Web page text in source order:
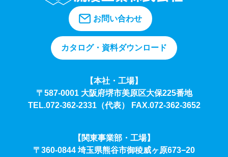
お問い合わせ
カタログ・資料ダウンロード
【本社・工場】
〒587-0001 大阪府堺市美原区大保225番地
TEL.072-362-2331（代表）
FAX.072-362-3652
【関東事業部・工場】
〒360-0844 埼玉県熊谷市御稜威ヶ原673−20